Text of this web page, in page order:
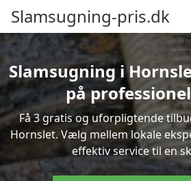
Slamsugning-pris.dk
Slamsugning i
på
Få 3 gratis og uforpligtende
Hornslet. Vælg mellem lokale
effektiv service til en